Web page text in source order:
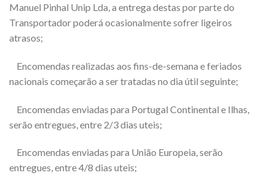
Manuel Pinhal Unip Lda, a entrega destas por parte do
Transportador poderá ocasionalmente sofrer ligeiros
atrasos;
Encomendas realizadas aos fins-de-semana e feriados
nacionais começarão a ser tratadas no dia útil seguinte;
Encomendas enviadas para Portugal Continental e Ilhas,
serão entregues, entre 2/3 dias uteis;
Encomendas enviadas para União Europeia, serão
entregues, entre 4/8 dias uteis;